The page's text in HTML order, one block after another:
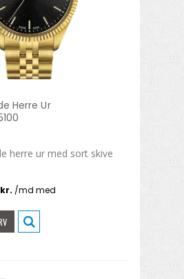
Herre Ur
herre ur med sort skive